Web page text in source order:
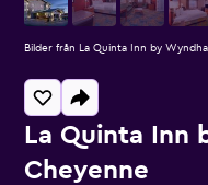
La Quinta Inn
Cheyenne
Bilder från La Quinta Inn by